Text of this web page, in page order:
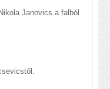
Janovics a falból